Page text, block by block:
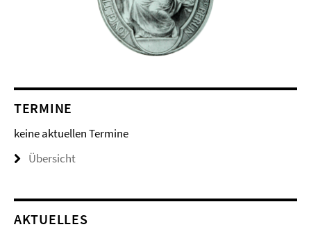
TERMINE
keine aktuellen Termine
Übersicht
AKTUELLES